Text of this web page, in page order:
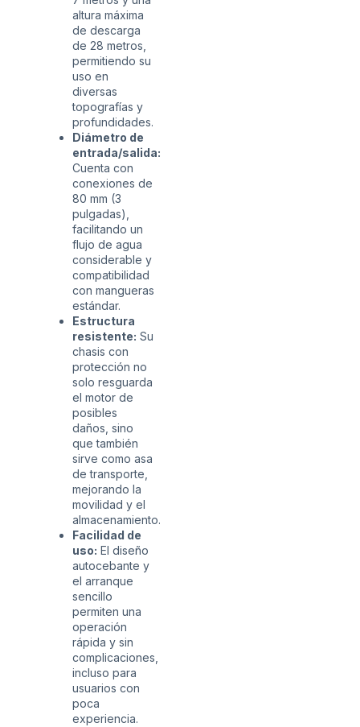
altura máxima
de descarga
de 28 metros,
permitiendo su
uso en
diversas
topografías y
profundidades.
Diámetro de
entrada/salida:
Cuenta con
conexiones de
80 mm (3
pulgadas),
facilitando un
flujo de agua
considerable y
compatibilidad
con mangueras
estándar.
Estructura
resistente: Su
chasis con
protección no
solo resguarda
el motor de
posibles
daños, sino
que también
sirve como asa
de transporte,
mejorando la
movilidad y el
almacenamiento.
Facilidad de
uso: El diseño
autocebante y
el arranque
sencillo
permiten una
operación
rápida y sin
complicaciones,
incluso para
usuarios con
poca
experiencia.